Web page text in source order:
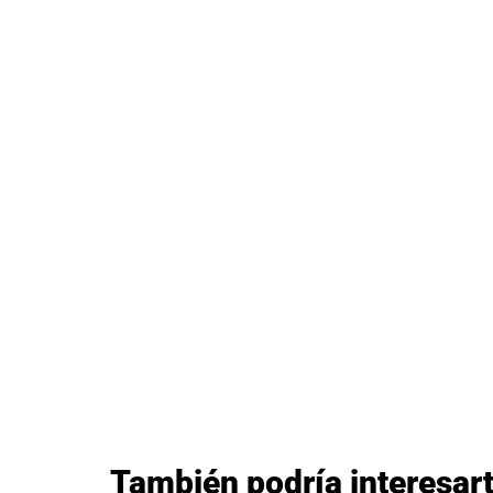
También podría